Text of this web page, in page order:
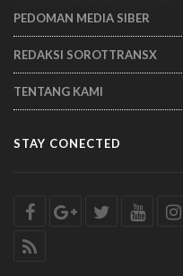
PEDOMAN MEDIA SIBER
REDAKSI SOROTTRANSX
TENTANG KAMI
STAY CONECTED